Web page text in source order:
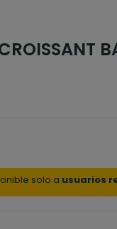
solo a usuarios